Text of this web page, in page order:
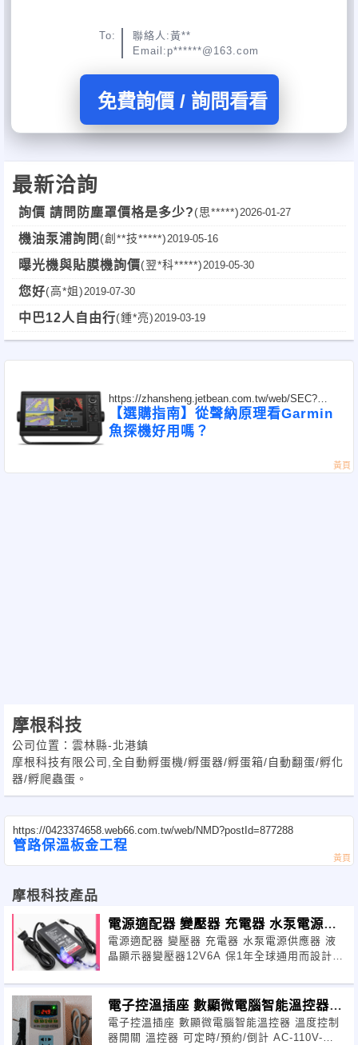
To:
聯絡人:黃**
Email:p******@163.com
免費詢價 / 詢問看看
最新洽詢
詢價 請問防塵罩價格是多少?(思*****)2026-01-27
機油泵浦詢問 (創**技*****)2019-05-16
曝光機與貼膜機詢價(翌*科*****)2019-05-30
您好(高*姐)2019-07-30
中巴12人自由行(鍾*亮)2019-03-19
https://zhansheng.jetbean.com.tw/web/SEC?
postId=1356033
【選購指南】從聲納原理看Garmin
魚探機好用嗎？
摩根科技
公司位置：雲林縣-北港鎮
摩根科技有限公司,全自動孵蛋機/孵蛋器/孵蛋箱/自動翻蛋/孵化
器/孵爬蟲蛋。
https://0423374658.web66.com.tw/web/NMD?postId=877288
管路保溫板金工程
摩根科技產品
電源適配器 變壓器 充電器 水泵電源供
應器 液晶顯
電源適配器 變壓器 充電器 水泵電源供應器 液
晶顯示器變壓器12V6A 保1年全球通用而設計製
電子控溫插座 數顯微電腦智能溫控器
溫度控制器開關
電子控溫插座 數顯微電腦智能溫控器 溫度控制
器開關 溫控器 可定時/預約/倒計 AC-110V-